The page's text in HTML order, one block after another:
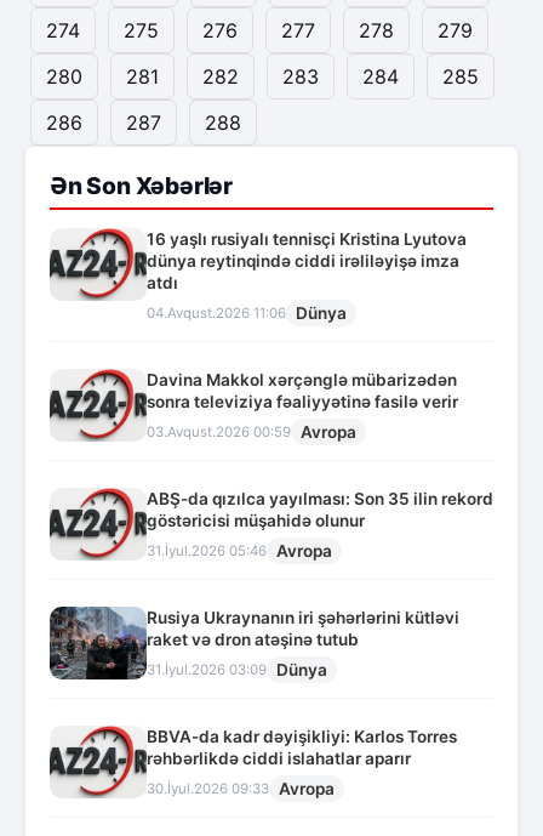
274
275 276 277 278
279
280
281 282 283 284
285
286
287 288
Ən Son Xəbərlər
16 yaşlı rusiyalı tennisçi Kristina Lyutova
dünya reytinqində ciddi irəliləyişə imza
atdı
04.Avqust.2026 11:06 Dünya
Davina Makkol xərçənglə mübarizədən
sonra televiziya fəaliyyətinə fasilə verir
03.Avqust.2026 00:59 Avropa
ABŞ-da qızılca yayılması: Son 35 ilin rekord
göstəricisi müşahidə olunur
31.İyul.2026 05:46 Avropa
Rusiya Ukraynanın iri şəhərlərini kütləvi
raket və dron atəşinə tutub
31.İyul.2026 03:09 Dünya
BBVA-da kadr dəyişikliyi: Karlos Torres
rəhbərlikdə ciddi islahatlar aparır
30.İyul.2026 09:33 Avropa